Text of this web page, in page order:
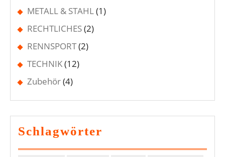
METALL & STAHL(1)
RECHTLICHES(2)
RENNSPORT(2)
TECHNIK(12)
Zubehör(4)
Schlagwörter